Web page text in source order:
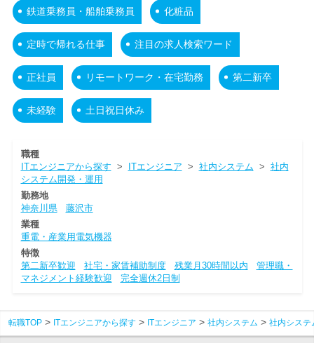
鉄道乗務員・船舶乗務員 化粧品
定時で帰れる仕事 注目の求人検索ワード
正社員 リモートワーク・在宅勤務 第二新卒
未経験 土日祝日休み
職種
ITエンジニアから探す > ITエンジニア > 社内システム > 社内
システム開発・運用
勤務地
神奈川県
藤沢市
業種
重電・産業用電気機器
特徴
第二新卒歓迎
社宅・家賃補助制度 残業月30時間以内
管理職・
マネジメント経験歓迎
完全週休2日制
転職TOP ITエンジニアから探す ITエンジニア 社内システム 社内システ